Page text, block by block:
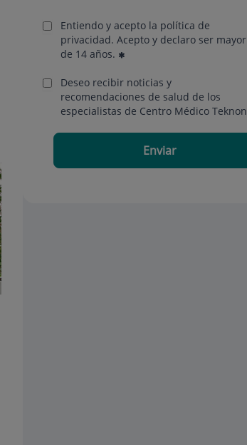
Entiendo y acepto la política de
privacidad. Acepto y declaro ser mayor
de 14 años.
Deseo recibir noticias y
recomendaciones de salud de los
especialistas de Centro Médico Teknon
Enviar